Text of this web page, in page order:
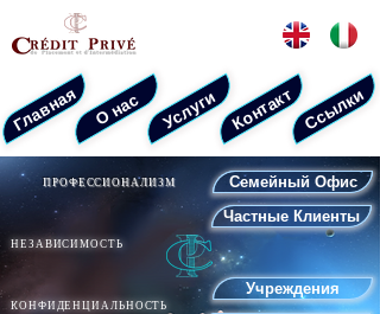
ПРОФЕССИОНАЛИЗМ
Семейный Офис
Частные Клиенты
Учреждения
НЕЗАВИСИМОСТЬ
КОНФИДЕНЦИАЛЬНОСТЬ
­Главная ­О нас ­Контакт
­Услуги ­Ссылки